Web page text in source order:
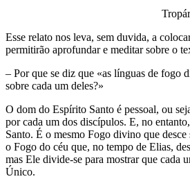
Esse relato nos leva, sem duvida, a
permitirão aprofundar e meditar sobre o
– Por que se diz que «as línguas de fogo
sobre cada um deles?»
O dom do Espírito Santo é pessoal, ou
por cada um dos discípulos. E, no
Santo. É o mesmo Fogo divino que
o Fogo do céu que, no tempo de Elias,
mas Ele divide-se para mostrar que cada
Único.